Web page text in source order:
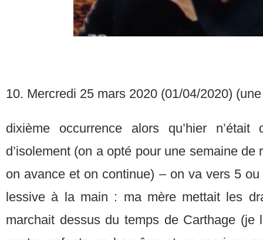
10. Mercredi 25 mars 2020 (01/04/2020)
dixième occurrence alors qu’hier
d’isolement (on a opté pour une semaine
on avance et on continue) – on va vers 5
lessive à la main : ma mère mettait les
marchait dessus du temps de Carthage (je